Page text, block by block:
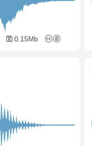
0.15Mb